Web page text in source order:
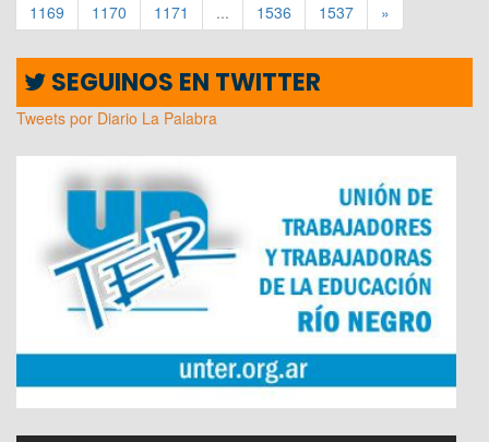
1169
1170 1171 ... 1536 1537 »
SEGUINOS EN TWITTER
Tweets por Diario La Palabra